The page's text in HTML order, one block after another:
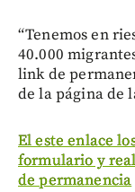
“Tenemos en
40.000
link de
de la página de
El este enlace
formulario y
de permanencia